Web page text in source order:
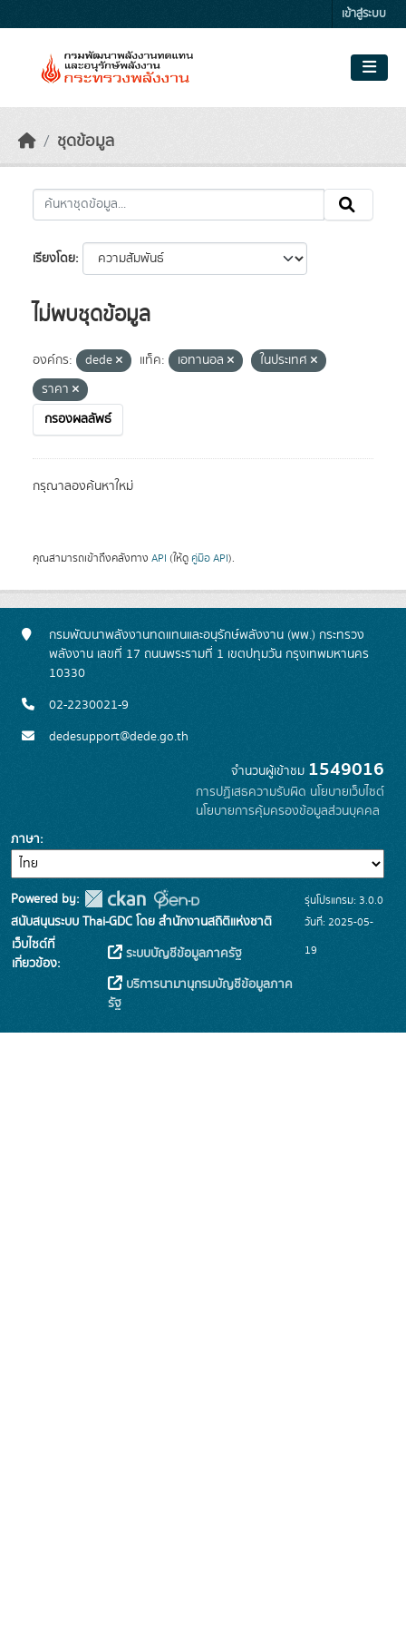
เข้าสู่ระบบ
ชุดข้อมูล
เรียงโดย
ไม่พบชุดข้อมูล
องค์กร: dede แท็ค: เอทานอล
ในประเทศ
ราคา
กรองผลลัพธ์
กรุณาลองค้นหาใหม่
คุณสามารถเข้าถึงคลังทาง API (ให้ดู คู่มือ API).
กรมพัฒนาพลังงานทดแทนและอนุรักษ์พลังงาน (พพ.) กระทรวง
พลังงาน เลขที่ 17 ถนนพระรามที่ 1 เขตปทุมวัน กรุงเทพมหานคร
10330
02-2230021-9
dedesupport@dede.go.th
จำนวนผู้เข้าชม 1549016
การปฏิเสธความรับผิด นโยบายเว็บไซต์
นโยบายการคุ้มครองข้อมูลส่วนบุคคล
ภาษา
Powered by:
สนับสนุนระบบ Thai-GDC โดย สำนักงานสถิติแห่งชาติ
เว็บไซต์ที่
เกี่ยวข้อง:
ระบบบัญชีข้อมูลภาครัฐ
บริการนามานุกรมบัญชีข้อมูลภาค
รัฐ
รุ่นโปรแกรม: 3.0.0
วันที่: 2025-05-
19